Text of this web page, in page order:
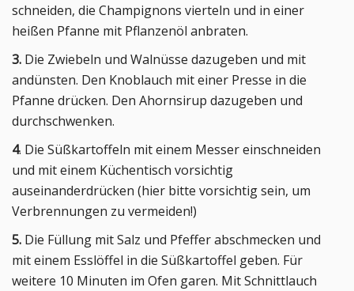
schneiden, die Champignons vierteln und in einer
heißen Pfanne mit Pflanzenöl anbraten.
3. Die Zwiebeln und Walnüsse dazugeben und mit
andünsten. Den Knoblauch mit einer Presse in die
Pfanne drücken. Den Ahornsirup dazugeben und
durchschwenken.
4. Die Süßkartoffeln mit einem Messer einschneiden
und mit einem Küchentisch vorsichtig
auseinanderdrücken (hier bitte vorsichtig sein, um
Verbrennungen zu vermeiden!)
5. Die Füllung mit Salz und Pfeffer abschmecken und
mit einem Esslöffel in die Süßkartoffel geben. Für
weitere 10 Minuten im Ofen garen. Mit Schnittlauch